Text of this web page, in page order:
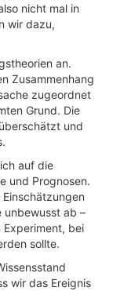
nicht mal in
wir dazu,
an.
Zusammenhang
zugeordnet
Grund. Die
und
auf die
und Prognosen.
unbewusst ab –
bei
sollte.
wir das Ereignis